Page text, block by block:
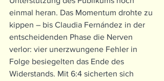
einmal heran. Das Momentum drohte zu
kippen – bis Claudia Fernández in der
entscheidenden Phase die Nerven
verlor: vier unerzwungene Fehler in
Folge besiegelten das Ende des
Widerstands. Mit 6:4 sicherten sich